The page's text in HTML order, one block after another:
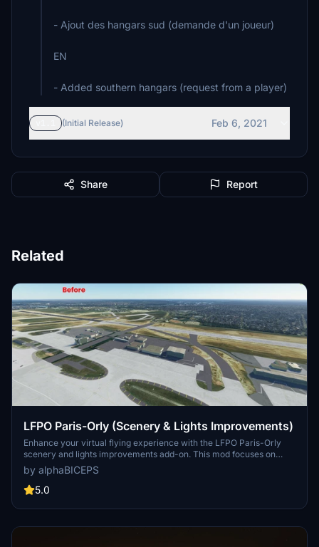
- Ajout des hangars sud (demande d'un joueur)
EN
- Added southern hangars (request from a player)
(Initial Release) Feb 6, 2021
Share Report
Related
LFPO Paris-Orly (Scenery & Lights Improvements)
Enhance your virtual flying experience with the LFPO Paris-Orly
scenery and lights improvements add-on. This mod focuses on
enhancing the night lighting, adding the missing control tower (not
true to life), and replacing certain buildings with more realistic ones.
Discover these enhancements for a more immersive experience at
by alphaBICEPS
5.0